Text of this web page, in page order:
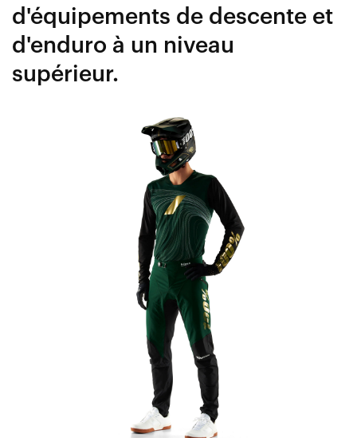
d'équipements de descente et
d'enduro à un niveau
supérieur.